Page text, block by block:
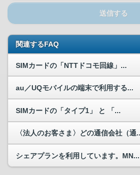
送信する
関連するFAQ
SIMカードの「NTTドコモ回線」...
au／UQモバイルの端末で利用する...
SIMカードの「タイプ1」 と 「...
〈法人のお客さま〉どの通信会社（通
シェアプランを利用しています。MN...